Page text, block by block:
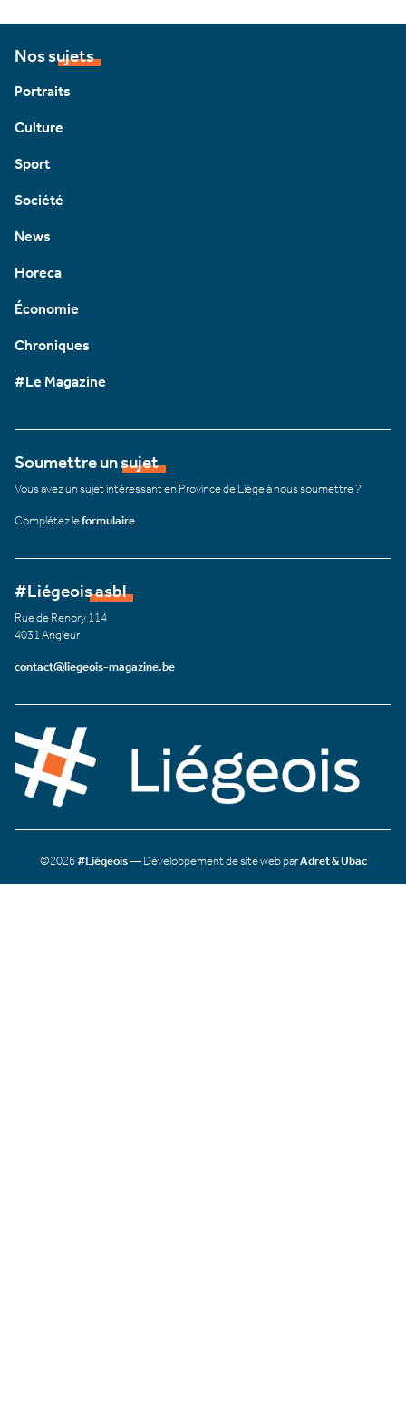
Nos sujets
Portraits
Culture
Sport
Société
News
Horeca
Économie
Chroniques
#Le Magazine
Soumettre un sujet
Vous avez un sujet intéressant en Province de Liège à nous soumettre ?
Complétez leformulaire
#Liégeois asbl
Rue de Renory 114
4031 Angleur
contact@liegeois-magazine.be
©2026#Liégeois— Développement de site web parAdret & Ubac